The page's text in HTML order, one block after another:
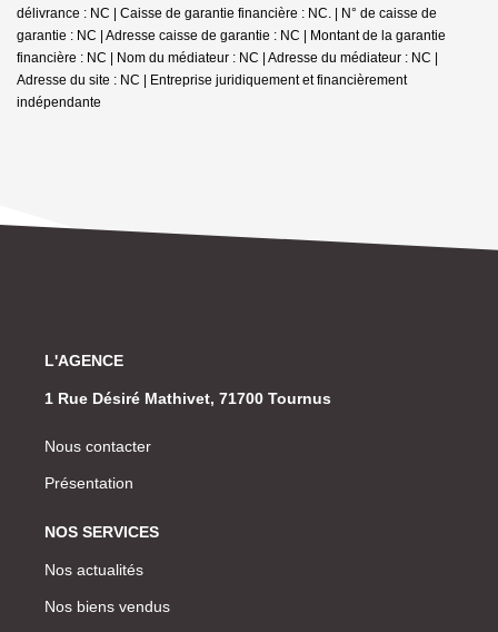
délivrance : NC | Caisse de garantie financière : NC. | N° de caisse de
garantie : NC | Adresse caisse de garantie : NC | Montant de la garantie
financière : NC | Nom du médiateur : NC | Adresse du médiateur : NC |
Adresse du site : NC | Entreprise juridiquement et financièrement
indépendante
L'AGENCE
1 Rue Désiré Mathivet, 71700 Tournus
Nous contacter
Présentation
NOS SERVICES
Nos actualités
Nos biens vendus